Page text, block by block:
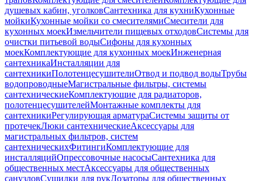
душевых кабин, уголковСантехника для кухниКухонные
мойкиКухонные мойки со смесителямиСмесители для
кухонных моекИзмельчители пищевых отходовСистемы для
очистки питьевой водыСифоны для кухонных
моекКомплектующие для кухонных моекИнженерная
сантехникаИнсталляции для
сантехникиПолотенцесушителиОтвод и подвод водыТрубы
водопроводныеМагистральные фильтры, системы
сантехническиеКомплектующие для радиаторов,
полотенцесушителейМонтажные комплекты для
сантехникиРегулирующая арматураСистемы защиты от
протечекЛюки сантехническиеАксессуары для
магистральных фильтров, систем
сантехническихФитингиКомплектующие для
инсталляцийОпрессовочные насосыСантехника для
общественных местАксессуары для общественных
санузловСушилки для рукДозаторы для общественных